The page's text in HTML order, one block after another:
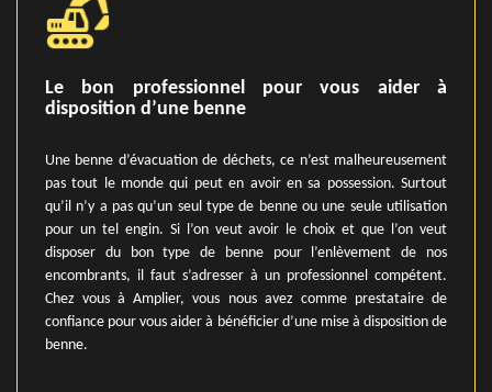
Le bon professionnel pour vous aider à
disposition d’une benne
Une benne d’évacuation de déchets, ce n’est malheureusement
pas tout le monde qui peut en avoir en sa possession. Surtout
qu’il n’y a pas qu’un seul type de benne ou une seule utilisation
pour un tel engin. Si l’on veut avoir le choix et que l’on veut
disposer du bon type de benne pour l’enlèvement de nos
encombrants, il faut s’adresser à un professionnel compétent.
Chez vous à Amplier, vous nous avez comme prestataire de
confiance pour vous aider à bénéficier d’une mise à disposition de
benne.